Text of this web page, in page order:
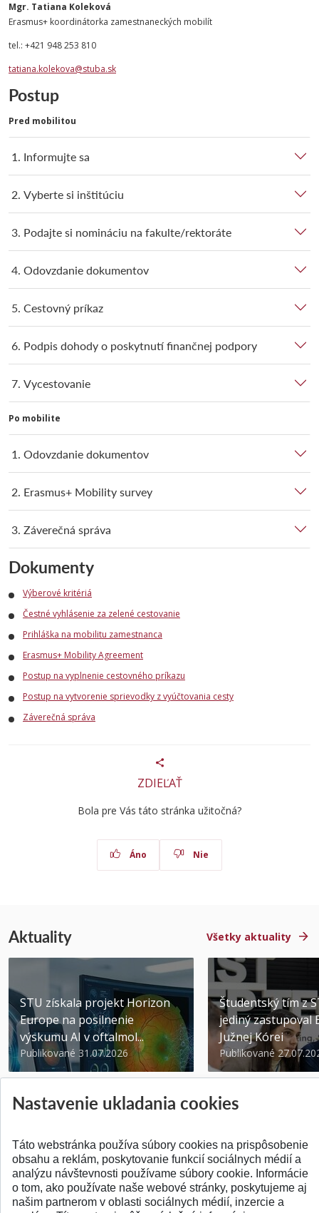
Mgr. Tatiana Koleková
Erasmus+ koordinátorka zamestnaneckých mobilít
tel.: +421 948 253 810
tatiana.kolekova@stuba.sk
Postup
Pred mobilitou
1. Informujte sa
2. Vyberte si inštitúciu
3. Podajte si nomináciu na fakulte/rektoráte
4. Odovzdanie dokumentov
5. Cestovný príkaz
6. Podpis dohody o poskytnutí finančnej podpory
7. Vycestovanie
Po mobilite
1. Odovzdanie dokumentov
2. Erasmus+ Mobility survey
3. Záverečná správa
Dokumenty
Výberové kritériá
Čestné vyhlásenie za zelené cestovanie
Prihláška na mobilitu zamestnanca
Erasmus+ Mobility Agreement
Postup na vyplnenie cestovného príkazu
Postup na vytvorenie sprievodky z vyúčtovania cesty
Záverečná správa
ZDIEĽAŤ
Bola pre Vás táto stránka užitočná?
Áno Nie
Aktuality Všetky aktuality
STU získala projekt Horizon
Europe na posilnenie
výskumu AI v oftalmol...
Publikované 31.07.2026
Študentský tím z
jediný zastupoval
Južnej Kórei
Publikované
SPÄŤ NA VRCH
Nastavenie ukladania cookies
Táto webstránka používa súbory cookies na prispôsobenie
obsahu a reklám, poskytovanie funkcií sociálnych médií a
analýzu návštevnosti používame súbory cookie. Informácie
o tom, ako používate naše webové stránky, poskytujeme aj
našim partnerom v oblasti sociálnych médií, inzercie a